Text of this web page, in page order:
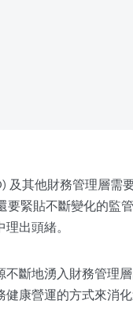
及其他財務管理層
緊貼不斷變化的監
出頭緒。
斷地湧入財務管理
康營運的方式來消化